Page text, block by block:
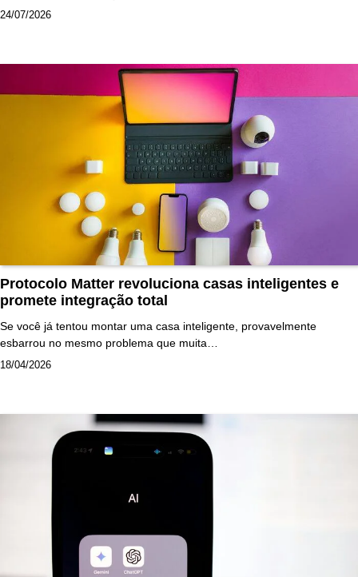
24/07/2026
Protocolo Matter revoluciona casas inteligentes e
promete integração total
Se você já tentou montar uma casa inteligente, provavelmente
esbarrou no mesmo problema que muita…
18/04/2026